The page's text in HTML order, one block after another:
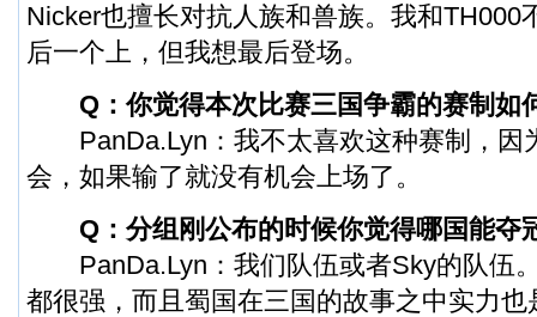
Nicker也擅长对抗人族和兽族。我和TH000
后一个上，但我想最后登场。
Q：你觉得本次比赛三国争霸的赛制如
PanDa.Lyn：我不太喜欢这种赛制，因
会，如果输了就没有机会上场了。
Q：分组刚公布的时候你觉得哪国能夺
PanDa.Lyn：我们队伍或者Sky的队伍
都很强，而且蜀国在三国的故事之中实力也